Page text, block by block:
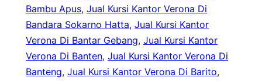
Bambu Apus, Jual Kursi Kantor Verona Di
Bandara Sokarno Hatta, Jual Kursi Kantor
Verona Di Bantar Gebang, Jual Kursi Kantor
Verona Di Banten, Jual Kursi Kantor Verona Di
Banteng, Jual Kursi Kantor Verona Di Barito